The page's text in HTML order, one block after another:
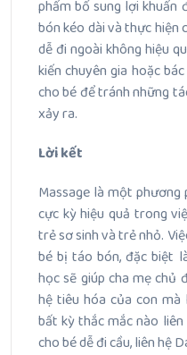
phẩm bổ sung lợi
bón kéo dài và thực hiện
dễ đi ngoài không hiệu
kiến chuyên gia hoặc
cho bé để tránh những
xảy ra.
Lời kết
Massage là một phương
cực kỳ hiệu quả trong
trẻ sơ sinh và trẻ nhỏ.
bé bị táo bón, đặc biệt
học sẽ giúp cha mẹ chủ
hệ tiêu hóa của con mà
bất kỳ thắc mắc nào
cho bé dễ đi cầu, liên hệ